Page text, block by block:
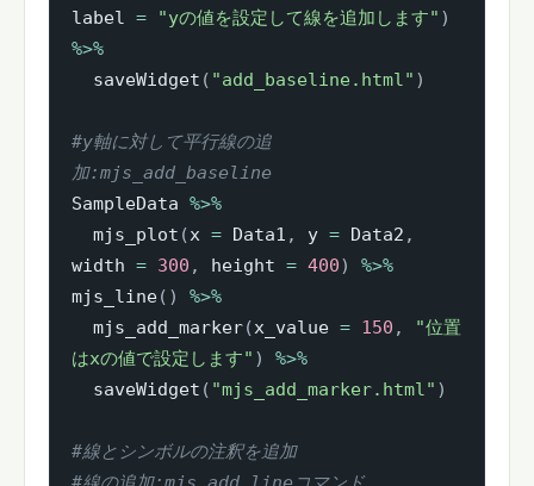
label = "yの値を設定して線を追加します" )
%>%
  saveWidget
( "add_baseline.html" )
#y軸に対して平行線の追
加:mjs_add_baseline
SampleData %>%
  mjs_plot
(x = Data1 , y = Data2 ,
width = 300 , height = 400)
%>%
mjs_line( )
%>%
  mjs_add_marker
(x_value = 150 ,
"位置
はxの値で設定します" )
%>%
  saveWidget
( "mjs_add_marker.html" )
#線とシンボルの注釈を追加